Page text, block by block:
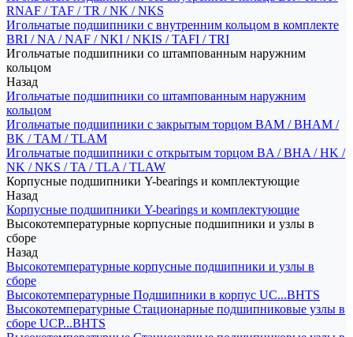
RNAF / TAF / TR / NK / NKS
Игольчатые подшипники с внутренним кольцом в комплекте
BRI / NA / NAF / NKI / NKIS / TAFI / TRI
Игольчатые подшипники со штампованным наружним
кольцом
Назад
Игольчатые подшипники со штампованным наружним
кольцом
Игольчатые подшипники с закрытым торцом BAM / BHAM /
BK / TAM / TLAM
Игольчатые подшипники с открытым торцом BA / BHA / HK /
NK / NKS / TA / TLA / TLAW
Корпусные подшипники Y-bearings и комплектующие
Назад
Корпусные подшипники Y-bearings и комплектующие
Высокотемпературные корпусные подшипники и узлы в
сборе
Назад
Высокотемпературные корпусные подшипники и узлы в
сборе
Высокотемпературные Подшипники в корпус UC...BHTS
Высокотемпературные Стационарные подшипниковые узлы в
сборе UCP...BHTS